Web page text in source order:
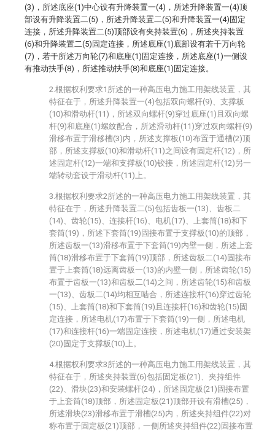
(3)，所述底座(1)中心设有升降装置一(4)，所述升降装置一(4)顶
部设有升降装置二(5)，所述升降装置二(5)和升降装置一(4)固定
连接，所述升降装置二(5)顶部设有夹持装置(6)，所述夹持装置
(6)和升降装置二(5)固定连接，所述底座(1)底部设有若干万向轮
(7)，若干所述万向轮(7)和底座(1)固定连接，所述底座(1)一侧设
有推动扶手(8)，所述推动扶手(8)和底座(1)固定连接。
2.根据权利要求1所述的一种高压电力施工用架线装置，其
特征在于，所述升降装置一(4)包括双向螺杆(9)、支撑板
(10)和滑动杆(11)，所述双向螺杆(9)穿过底座(1)且双向螺
杆(9)和底座(1)螺纹配合，所述滑动杆(11)穿过双向螺杆(9)
滑移布置于滑移槽(3)内，所述支撑板(10)布置于通槽(2)顶
部，所述支撑板(10)和滑动杆(11)之间设有固定杆(12)，所
述固定杆(12)一端和支撑板(10)铰接，所述固定杆(12)另一
端转动套设于滑动杆(11)上。
3.根据权利要求2所述的一种高压电力施工用架线装置，其
特征在于，所述升降装置二(5)包括齿板一(13)、齿板二
(14)、齿轮(15)、连接杆(16)、电机(17)、上套筒(18)和下
套筒(19)，所述下套筒(19)固接布置于支撑板(10)的顶部，
所述齿板一(13)滑移布置于下套筒(19)内壁一侧，所述上套
筒(18)滑移布置于下套筒(19)顶部，所述齿板二(14)固接布
置于上套筒(18)远离齿板一(13)的内壁一侧，所述齿轮(15)
布置于齿板一(13)和齿板二(14)之间，所述齿轮(15)和齿板
一(13)、齿板二(14)均相互啮合，所述连接杆(16)穿过齿轮
(15)、上套筒(18)和下套筒(19)且连接杆(16)和齿轮(15)固
定连接，所述电机(17)布置于下套筒(19)一侧，所述电机
(17)和连接杆(16)一端固定连接，所述电机(17)通过安装架
(20)固定于支撑板(10)上。
4.根据权利要求3所述的一种高压电力施工用架线装置，其
特征在于，所述夹持装置(6)包括固定板(21)、夹持组件
(22)、滑块(23)和安装螺杆(24)，所述固定板(21)固接布置
于上套筒(18)顶部，所述固定板(21)顶部开设有滑槽(25)，
所述滑块(23)滑移布置于滑槽(25)内，所述夹持组件(22)对
称布置于固定板(21)顶部，一侧所述夹持组件(22)固接布置